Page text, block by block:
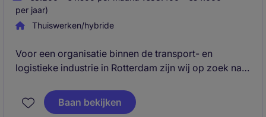
per jaar)
Thuiswerken/hybride
Voor een organisatie binnen de transport- en
logistieke industrie in Rotterdam zijn wij op zoek naar
logistieke sector ben je verantwoordelijk voor het
efficiënt plannen, coördineren en optimaliseren van
Baan bekijken